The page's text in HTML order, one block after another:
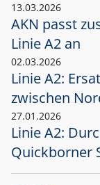
13.03.2026
AKN passt
Linie A2 an
02.03.2026
Linie A2:
zwischen
27.01.2026
Linie A2:
Quickborner